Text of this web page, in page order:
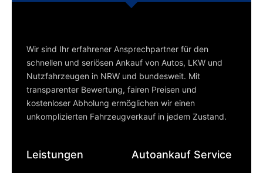
Wir sind Ihr erfahrener Ansprechpartner für den
schnellen und seriösen Ankauf von Autos, LKW und
Nutzfahrzeugen in NRW und bundesweit. Mit
transparenter Bewertung, fairen Preisen und
kostenloser Abholung ermöglichen wir einen
unkomplizierten Fahrzeugverkauf in jedem Zustand.
Leistungen Autoankauf Service